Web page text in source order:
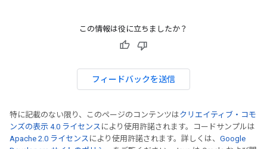
この情報は役に立ちましたか？
フィードバックを送信
特に記載のない限り、このページのコンテンツはクリエイティブ・コモ
ンズの表示 4.0 ライセンス により使用許諾されます。コードサンプルは
Apache 2.0 ライセンス により使用許諾されます。詳しくは、 Google